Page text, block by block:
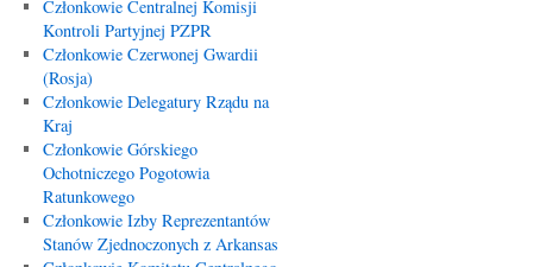
Członkowie Centralnej Komisji
Kontroli Partyjnej PZPR
Członkowie Czerwonej Gwardii
(Rosja)
Członkowie Delegatury Rządu na
Kraj
Członkowie Górskiego
Ochotniczego Pogotowia
Ratunkowego
Członkowie Izby Reprezentantów
Stanów Zjednoczonych z Arkansas